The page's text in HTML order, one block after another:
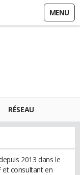
MENU
RÉSEAU
2013 dans le
et consultant en